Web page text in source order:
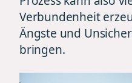
Verbundenheit
Ängste und
bringen.